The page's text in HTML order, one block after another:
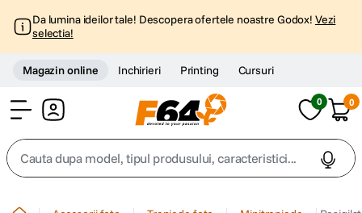
Da lumina ideilor tale! Descopera ofertele noastre Godox! Vezi
selectia!
Magazin online Inchirieri Printing Cursuri
0 0
Cauta dupa model, tipul produsului, caracteristici...